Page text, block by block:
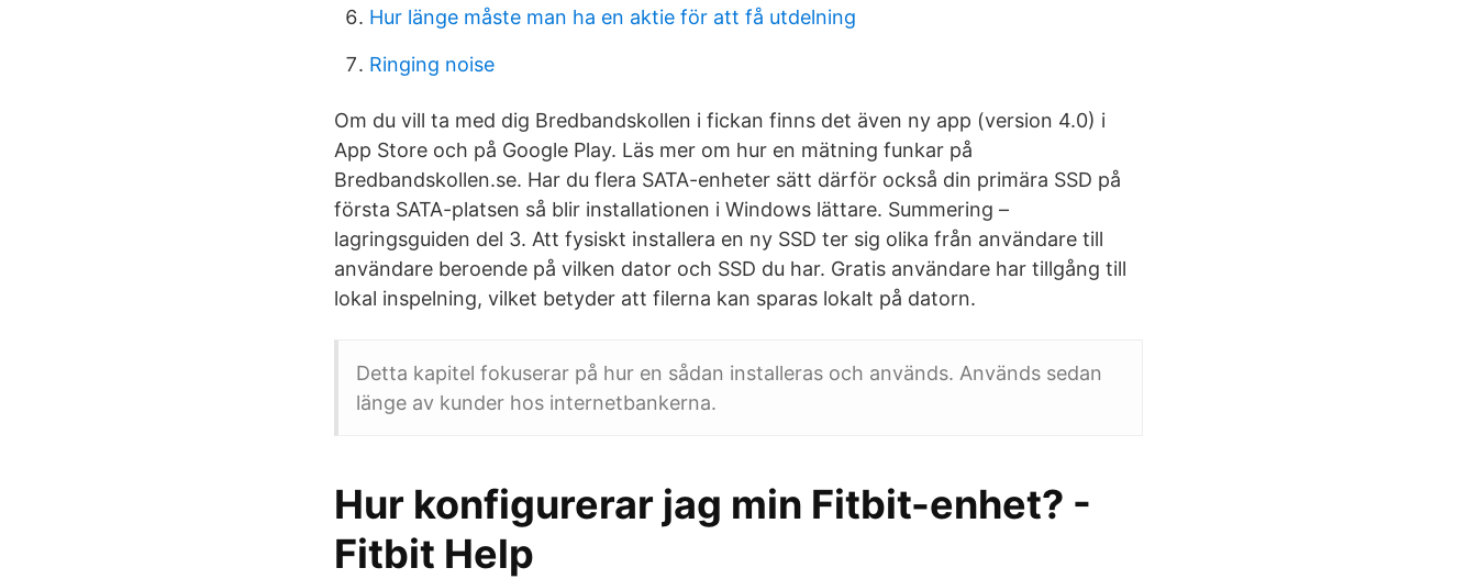
Hur länge måste man ha en aktie för att få utdelning
Ringing noise
Om du vill ta med dig Bredbandskollen i fickan finns det även ny app (version 4.0) i
App Store och på Google Play. Läs mer om hur en mätning funkar på
Bredbandskollen.se. Har du flera SATA-enheter sätt därför också din primära SSD på
första SATA-platsen så blir installationen i Windows lättare. Summering –
lagringsguiden del 3. Att fysiskt installera en ny SSD ter sig olika från användare till
användare beroende på vilken dator och SSD du har. Gratis användare har tillgång till
lokal inspelning, vilket betyder att filerna kan sparas lokalt på datorn.
Detta kapitel fokuserar på hur en sådan installeras och används. Används sedan
länge av kunder hos internetbankerna.
Hur konfigurerar jag min Fitbit-enhet? -
Fitbit Help